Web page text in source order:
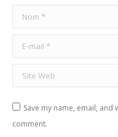
Nom *
E-mail *
Site Web
Save my name, email,
comment.